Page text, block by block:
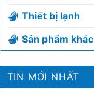
Thiết bị lạnh
Sản phẩm khác
TIN MỚI NHẤT